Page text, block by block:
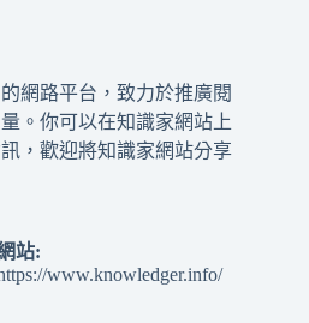
網路平台，致力於推廣閱
。你可以在知識家網站上
，歡迎將知識家網站分享
站:
www.knowledger.info/